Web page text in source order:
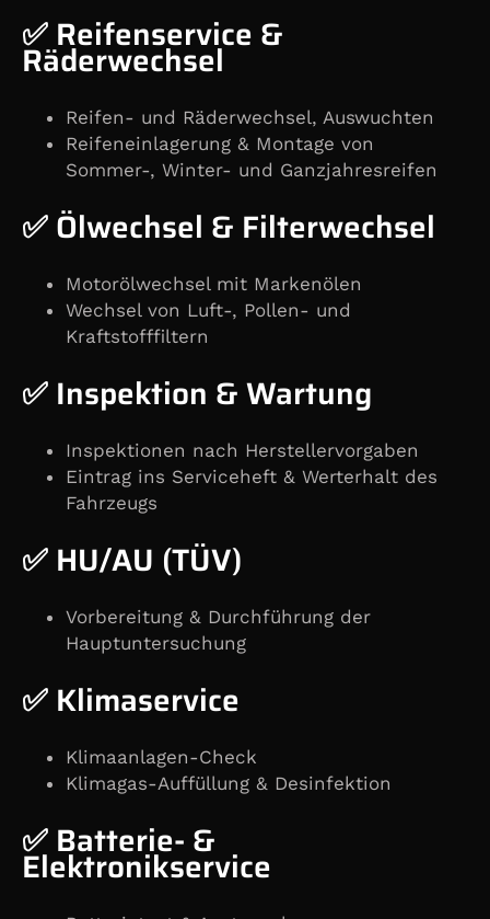
✅ Reifenservice &
Räderwechsel
Reifen- und Räderwechsel, Auswuchten
Reifeneinlagerung & Montage von
Sommer-, Winter- und Ganzjahresreifen
✅ Ölwechsel & Filterwechsel
Motorölwechsel mit Markenölen
Wechsel von Luft-, Pollen- und
Kraftstofffiltern
✅ Inspektion & Wartung
Inspektionen nach Herstellervorgaben
Eintrag ins Serviceheft & Werterhalt des
Fahrzeugs
✅ HU/AU (TÜV)
Vorbereitung & Durchführung der
Hauptuntersuchung
✅ Klimaservice
Klimaanlagen-Check
Klimagas-Auffüllung & Desinfektion
✅ Batterie- &
Elektronikservice